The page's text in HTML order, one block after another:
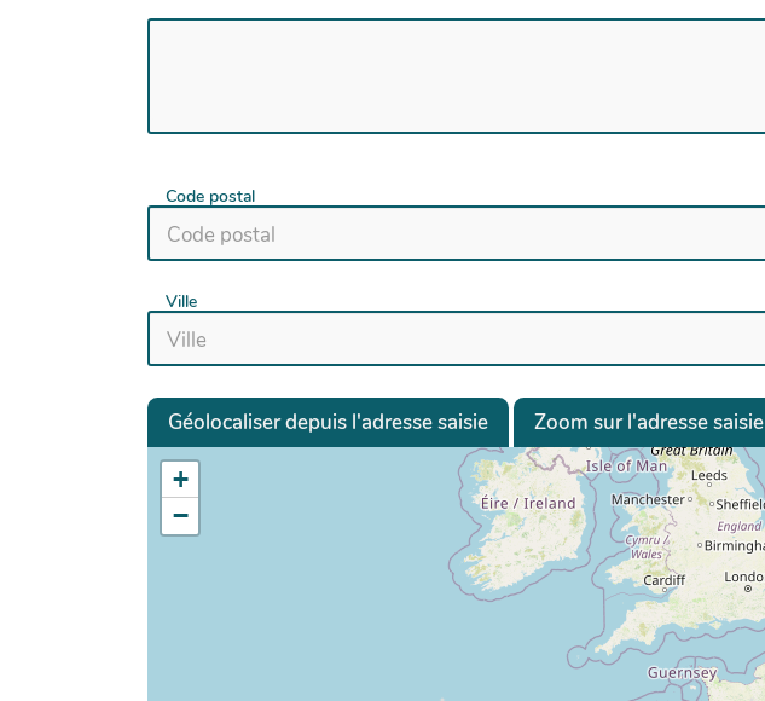
Code postal
Ville
Géolocaliser depuis l'adresse saisie Zoom sur l'adresse saisie
+
−